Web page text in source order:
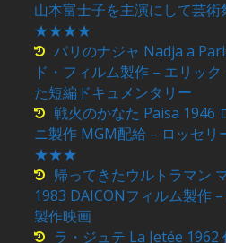
山本富士子を主演にして芸
★★★★
パリのナジャ Nadja a
ド・フィルム製作 – エリッ
た短編ドキュメンタリー
戦火のかなた Paisa 1946
ニ製作 MGM配給 – ロッセリ
★★★
帰ってきたウルトラマン
1983 DAICONフィルム製作
製作映画
ラ・ジュテ La Jetée 1962